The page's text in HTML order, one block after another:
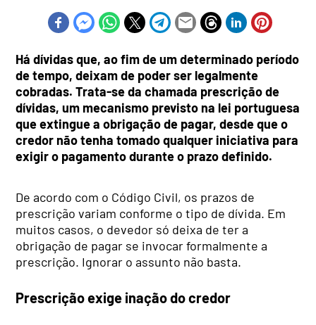
Há dívidas que, ao fim de um determinado período
de tempo, deixam de poder ser legalmente
cobradas. Trata-se da chamada prescrição de
dívidas, um mecanismo previsto na lei portuguesa
que extingue a obrigação de pagar, desde que o
credor não tenha tomado qualquer iniciativa para
exigir o pagamento durante o prazo definido.
De acordo com o Código Civil, os prazos de
prescrição variam conforme o tipo de dívida. Em
muitos casos, o devedor só deixa de ter a
obrigação de pagar se invocar formalmente a
prescrição. Ignorar o assunto não basta.
Prescrição exige inação do credor